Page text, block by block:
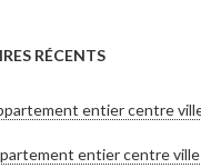
RÉCENTS
entier centre
entier centre ville